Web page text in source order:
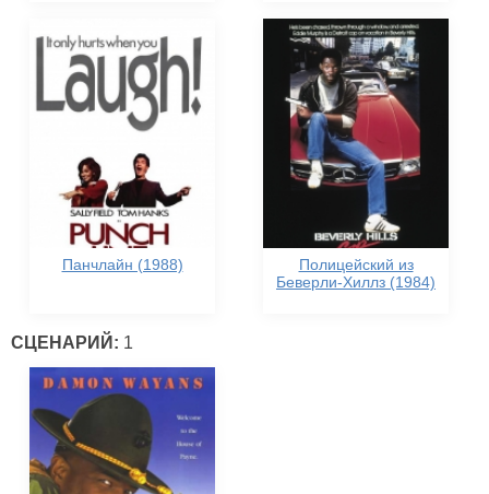
Панчлайн (1988)
Полицейский из
Беверли-Хиллз (1984)
СЦЕНАРИЙ: 1